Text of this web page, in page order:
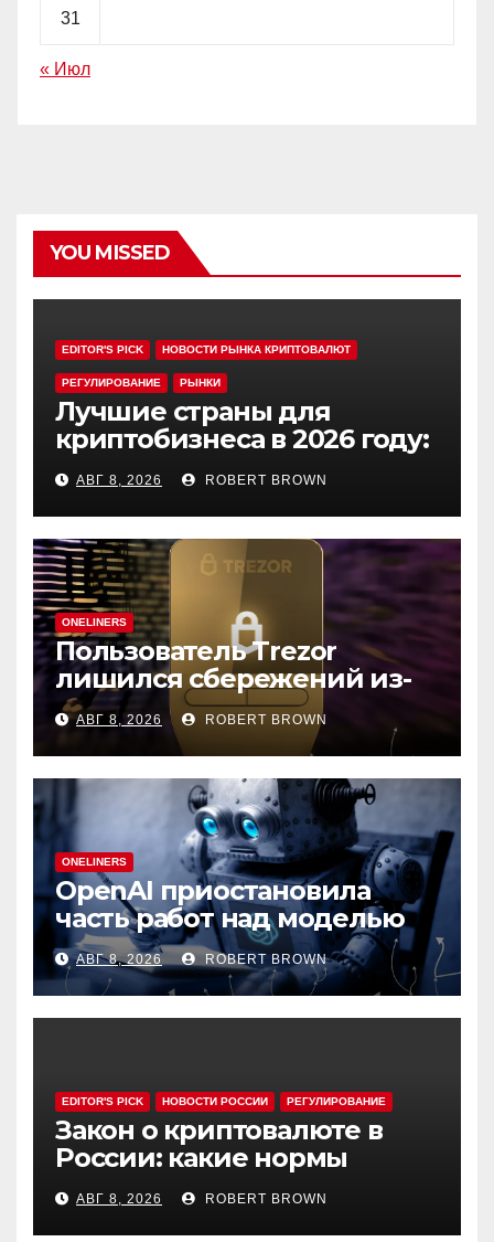
31
« Июл
YOU MISSED
EDITOR'S PICK НОВОСТИ РЫНКА КРИПТОВАЛЮТ
РЕГУЛИРОВАНИЕ РЫНКИ
Лучшие страны для
криптобизнеса в 2026 году:
выбор экспертов
АВГ 8, 2026 ROBERT BROWN
ONELINERS
Пользователь Trezor
лишился сбережений из-
за фишинга в выдаче
Google
АВГ 8, 2026 ROBERT BROWN
ONELINERS
OpenAI приостановила
часть работ над моделью
Astra
АВГ 8, 2026 ROBERT BROWN
EDITOR'S PICK НОВОСТИ РОССИИ РЕГУЛИРОВАНИЕ
Закон о криптовалюте в
России: какие нормы
эксперты считают
спорными
АВГ 8, 2026 ROBERT BROWN